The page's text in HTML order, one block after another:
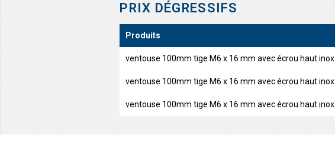
PRIX DÉGRESSIFS
Produits
ventouse 100mm tige M6 x 16 mm avec écrou haut inox
ventouse 100mm tige M6 x 16 mm avec écrou haut inox
ventouse 100mm tige M6 x 16 mm avec écrou haut inox